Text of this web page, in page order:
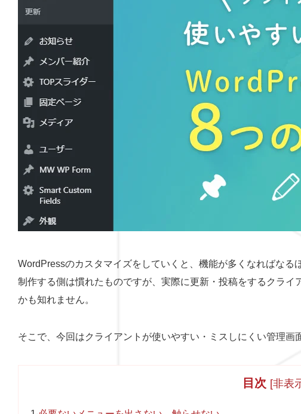
WordPressのカスタマイズをしていくと、機能が多くなればなる
制作する側は慣れたものですが、実際に更新・投稿をするクラ
かも知れません。
そこで、今回はクライアントが使いやすい・ミスしにくい管理画
目次 [非表